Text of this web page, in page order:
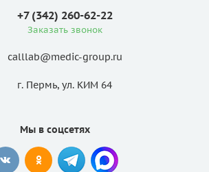
+7 (342) 260-62-22
Заказать звонок
calllab@medic-group.ru
г. Пермь, ул. КИМ 64
Мы в соцсетях